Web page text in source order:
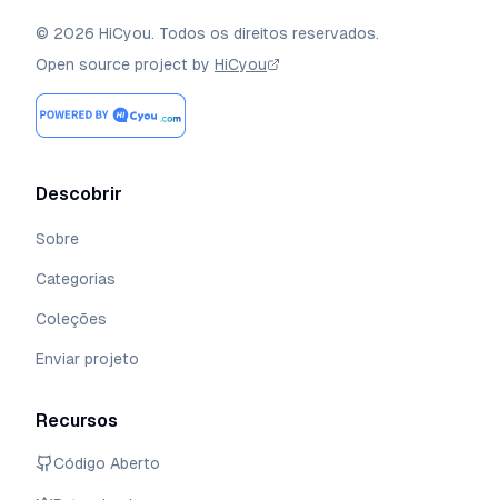
© 2026 HiCyou. Todos os direitos reservados.
Open source project by HiCyou
Descobrir
Sobre
Categorias
Coleções
Enviar projeto
Recursos
Código Aberto